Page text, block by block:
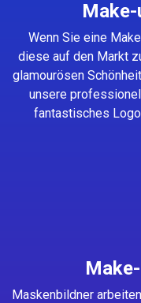
Wenn Sie eine
diese auf den Markt
glamourösen
unsere
fantastisches
Maskenbildner